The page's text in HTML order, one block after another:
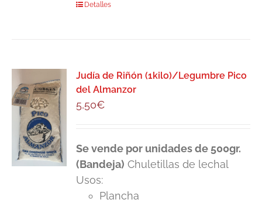
Detalles
Judía de Riñón (1kilo)/Legumbre Pico
del Almanzor
5,50€
Se vende por unidades de 500gr.
(Bandeja) Chuletillas de lechal
Usos:
Plancha